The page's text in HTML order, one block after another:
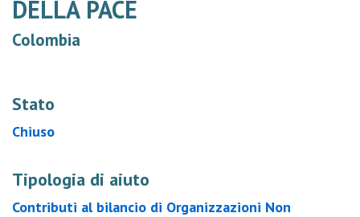
DELLA PACE
Colombia
Stato
Chiuso
Tipologia di aiuto
Contributi al bilancio di Organizzazioni Non